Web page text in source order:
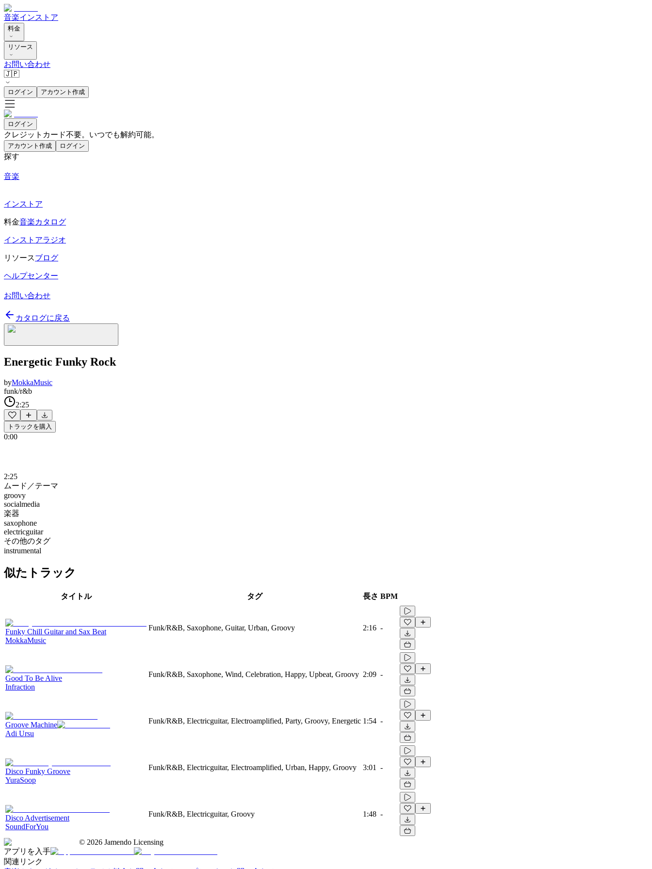
音楽インストア
料金
リソース
お問い合わせ
🇯🇵
ログイン アカウント作成
ログイン
クレジットカード不要。いつでも解約可能。
アカウント作成 ログイン
探す
音楽
インストア
料金音楽カタログ
インストアラジオ
リソースブログ
ヘルプセンター
お問い合わせ
カタログに戻る
Energetic Funky Rock
byMokkaMusic
funk/r&b
2:25
トラックを購入
0:00
2:25
ムード／テーマ
groovy
socialmedia
楽器
saxophone
electricguitar
その他のタグ
instrumental
似たトラック
タイトル タグ 長さ BPM
Funky Chill Guitar and Sax Beat
MokkaMusic
Funk/R&B, Saxophone, Guitar, Urban, Groovy 2:16 -
Good To Be Alive
Infraction
Funk/R&B, Saxophone, Wind, Celebration, Happy, Upbeat, Groovy 2:09 -
Groove Machine
Adi Ursu
Funk/R&B, Electricguitar, Electroamplified, Party, Groovy, Energetic 1:54 -
Disco Funky Groove
YuraSoop
Funk/R&B, Electricguitar, Electroamplified, Urban, Happy, Groovy 3:01 -
Disco Advertisement
SoundForYou
Funk/R&B, Electricguitar, Groovy 1:48 -
© 2026 Jamendo Licensing
アプリを入手
関連リンク